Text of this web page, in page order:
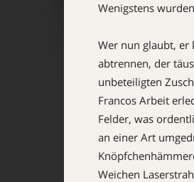
Wenigstens
Wer nun glaubt, er
abtrennen, der
unbeteiligten
Francos Arbeit
Felder, was
an einer Art
Weichen